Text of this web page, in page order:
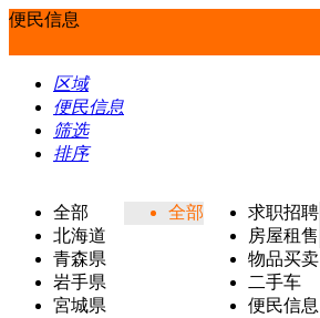
便民信息
区域
便民信息
筛选
排序
全部
北海道
青森県
岩手県
宮城県
全部
求职招聘
房屋租售
物品买卖
二手车
便民信息